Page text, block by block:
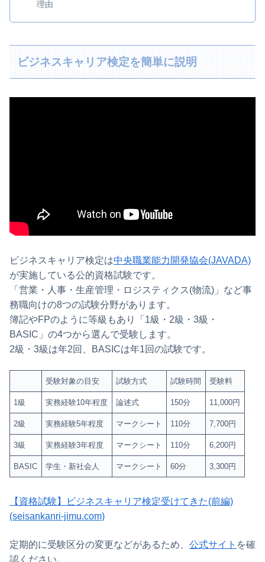
理由
ビジネスキャリア検定を簡単に説明
ビジネスキャリア検定は中央職業能力開発協会(JAVADA)
が実施している公的資格試験です。
「営業・人事・生産管理・ロジスティクス(物流)」など事
務職向けの8つの試験分野があります。
簿記やFPのように等級もあり「1級・2級・3級・
BASIC」の4つから選んで受験します。
2級・3級は年2回、BASICは年1回の試験です。
受験対象の目安 試験方式 試験時間 受験料
1級 実務経験10年程度 論述式 150分 11,000円
2級 実務経験5年程度 マークシート 110分 7,700円
3級 実務経験3年程度 マークシート 110分 6,200円
BASIC 学生・新社会人 マークシート 60分 3,300円
【資格試験】ビジネスキャリア検定受けてきた(前編)
(seisankanri-jimu.com)
定期的に受験区分の変更などがあるため、 公式サイト を確
認ください。